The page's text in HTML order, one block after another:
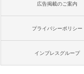
広告掲載のご案内
プライバシーポリシー
インプレスグループ